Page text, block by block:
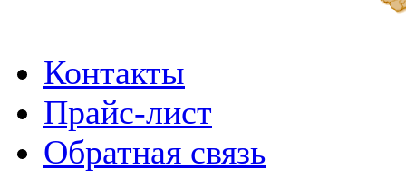
Контакты
Прайс-лист
Обратная связь